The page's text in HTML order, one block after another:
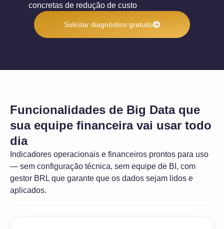
concretas de redução de custo
Solicitar diagnóstico gratuito
Funcionalidades de Big Data que
sua equipe financeira vai usar todo
dia
Indicadores operacionais e financeiros prontos para uso
— sem configuração técnica, sem equipe de BI, com
gestor BRL que garante que os dados sejam lidos e
aplicados.